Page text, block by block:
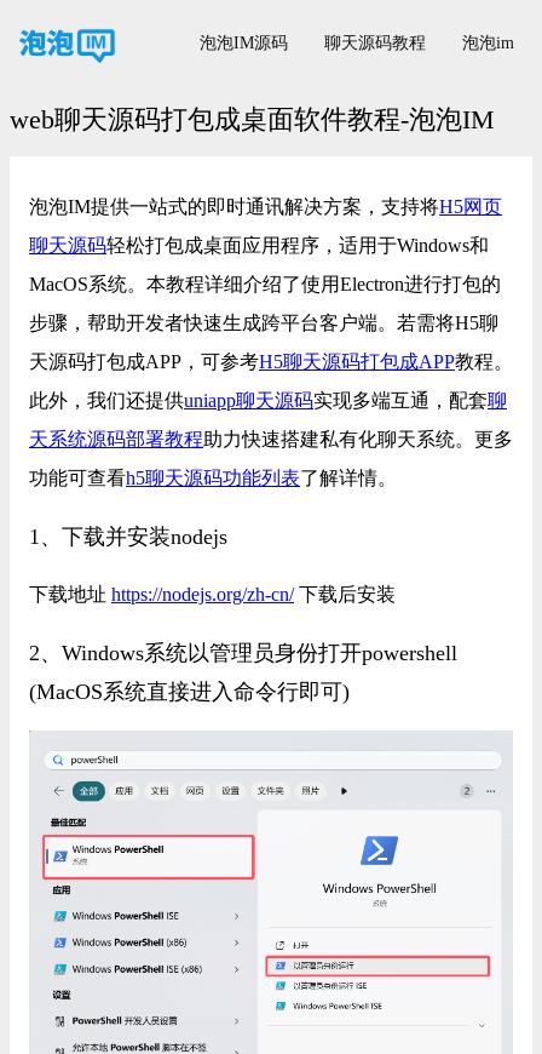
泡泡IM源码 聊天源码教程 泡泡im
web聊天源码打包成桌面软件教程-泡泡IM
泡泡IM提供一站式的即时通讯解决方案，支持将H5网页
聊天源码轻松打包成桌面应用程序，适用于Windows和
MacOS系统。本教程详细介绍了使用Electron进行打包的
步骤，帮助开发者快速生成跨平台客户端。若需将H5聊
天源码打包成APP，可参考H5聊天源码打包成APP教程。
此外，我们还提供uniapp聊天源码实现多端互通，配套聊
天系统源码部署教程助力快速搭建私有化聊天系统。更多
功能可查看h5聊天源码功能列表了解详情。
1、下载并安装nodejs
下载地址 https://nodejs.org/zh-cn/下载后安装
2、Windows系统以管理员身份打开powershell
(MacOS系统直接进入命令行即可)